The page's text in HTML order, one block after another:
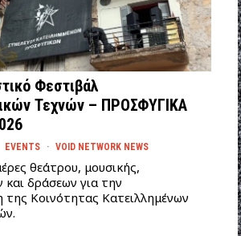
Φεστιβάλ
Τεχνών – ΠΡΟΣΦΥΓΙΚΑ
EVENTS · VOID NETWORK NEWS
θεάτρου, μουσικής,
δράσεων για την
της Κοινότητας Κατειλλημένων